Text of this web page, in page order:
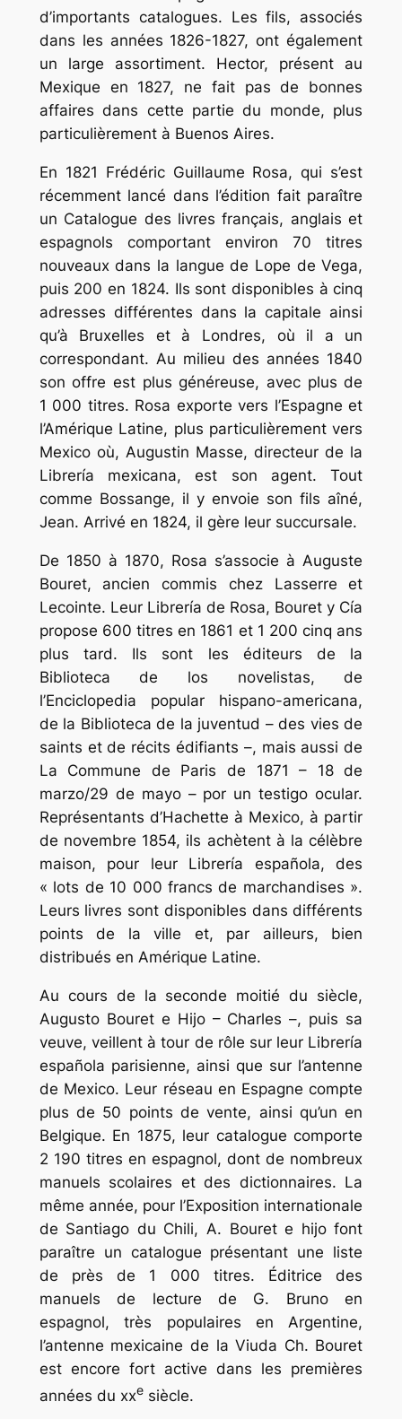
d’importants catalogues. Les fils, associés
dans les années 1826-1827, ont également
un large assortiment. Hector, présent au
Mexique en 1827, ne fait pas de bonnes
affaires dans cette partie du monde, plus
particulièrement à Buenos Aires.
En 1821 Frédéric Guillaume Rosa, qui s’est
récemment lancé dans l’édition fait paraître
un Catalogue des livres français, anglais et
espagnols comportant environ 70 titres
nouveaux dans la langue de Lope de Vega,
puis 200 en 1824. Ils sont disponibles à cinq
adresses différentes dans la capitale ainsi
qu’à Bruxelles et à Londres, où il a un
correspondant. Au milieu des années 1840
son offre est plus généreuse, avec plus de
1 000 titres. Rosa exporte vers l’Espagne et
l’Amérique Latine, plus particulièrement vers
Mexico où, Augustin Masse, directeur de la
Librería mexicana, est son agent. Tout
comme Bossange, il y envoie son fils aîné,
Jean. Arrivé en 1824, il gère leur succursale.
De 1850 à 1870, Rosa s’associe à Auguste
Bouret, ancien commis chez Lasserre et
Lecointe. Leur Librería de Rosa, Bouret y Cía
propose 600 titres en 1861 et 1 200 cinq ans
plus tard. Ils sont les éditeurs de la
Biblioteca de los novelistas, de
l’Enciclopedia popular hispano-americana,
de la Biblioteca de la juventud – des vies de
saints et de récits édifiants –, mais aussi de
La Commune de Paris de 1871 – 18 de
marzo/29 de mayo – por un testigo ocular.
Représentants d’Hachette à Mexico, à partir
de novembre 1854, ils achètent à la célèbre
maison, pour leur Librería española, des
« lots de 10 000 francs de marchandises ».
Leurs livres sont disponibles dans différents
points de la ville et, par ailleurs, bien
distribués en Amérique Latine.
Au cours de la seconde moitié du siècle,
Augusto Bouret e Hijo – Charles –, puis sa
veuve, veillent à tour de rôle sur leur Librería
española parisienne, ainsi que sur l’antenne
de Mexico. Leur réseau en Espagne compte
plus de 50 points de vente, ainsi qu’un en
Belgique. En 1875, leur catalogue comporte
2 190 titres en espagnol, dont de nombreux
manuels scolaires et des dictionnaires. La
même année, pour l’Exposition internationale
de Santiago du Chili, A. Bouret e hijo font
paraître un catalogue présentant une liste
de près de 1 000 titres. Éditrice des
manuels de lecture de G. Bruno en
espagnol, très populaires en Argentine,
l’antenne mexicaine de la Viuda Ch. Bouret
est encore fort active dans les premières
années du xxesiècle.